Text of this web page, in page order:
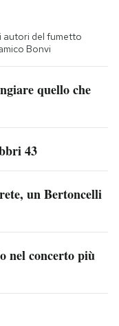
autori del fumetto
Bonvi
quello che
43
un Bertoncelli
nel concerto più